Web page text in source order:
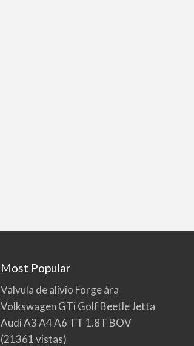
Most Popular
Valvula de alivio Forge ára
Volkswagen GTi Golf Beetle Jetta
Audi A3 A4 A6 TT 1.8T BOV
(21361 vistas)